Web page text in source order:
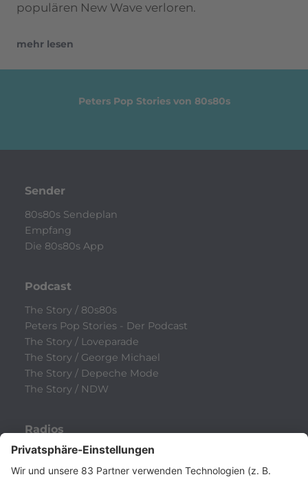
populären New Wave verloren.
mehr lesen
Peters Pop Stories von 80s80s
Sender
80s80s Sendeplan
Empfang
Die 80s80s App
Podcast
The Story / 80s80s
Peters Pop Stories - Der Podcast
The Story / Loveparade
The Story / George Michael
The Story / Depeche Mode
The Story / NDW
Radios
80s80s
80s80s ALTERNATIVE